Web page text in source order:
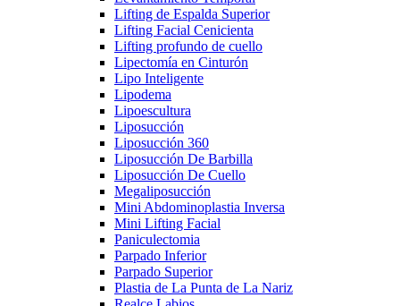
Lifting de Espalda Superior
Lifting Facial Cenicienta
Lifting profundo de cuello
Lipectomía en Cinturón
Lipo Inteligente
Lipodema
Lipoescultura
Liposucción
Liposucción 360
Liposucción De Barbilla
Liposucción De Cuello
Megaliposucción
Mini Abdominoplastia Inversa
Mini Lifting Facial
Paniculectomia
Parpado Inferior
Parpado Superior
Plastia de La Punta de La Nariz